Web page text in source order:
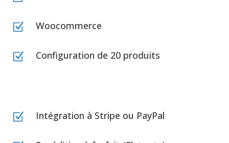
Z Woocommerce
Z Configuration de 20 produits
Z Intégration à Stripe ou PayPal